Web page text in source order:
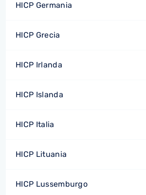
HICP Germania
HICP Grecia
HICP Irlanda
HICP Islanda
HICP Italia
HICP Lituania
HICP Lussemburgo